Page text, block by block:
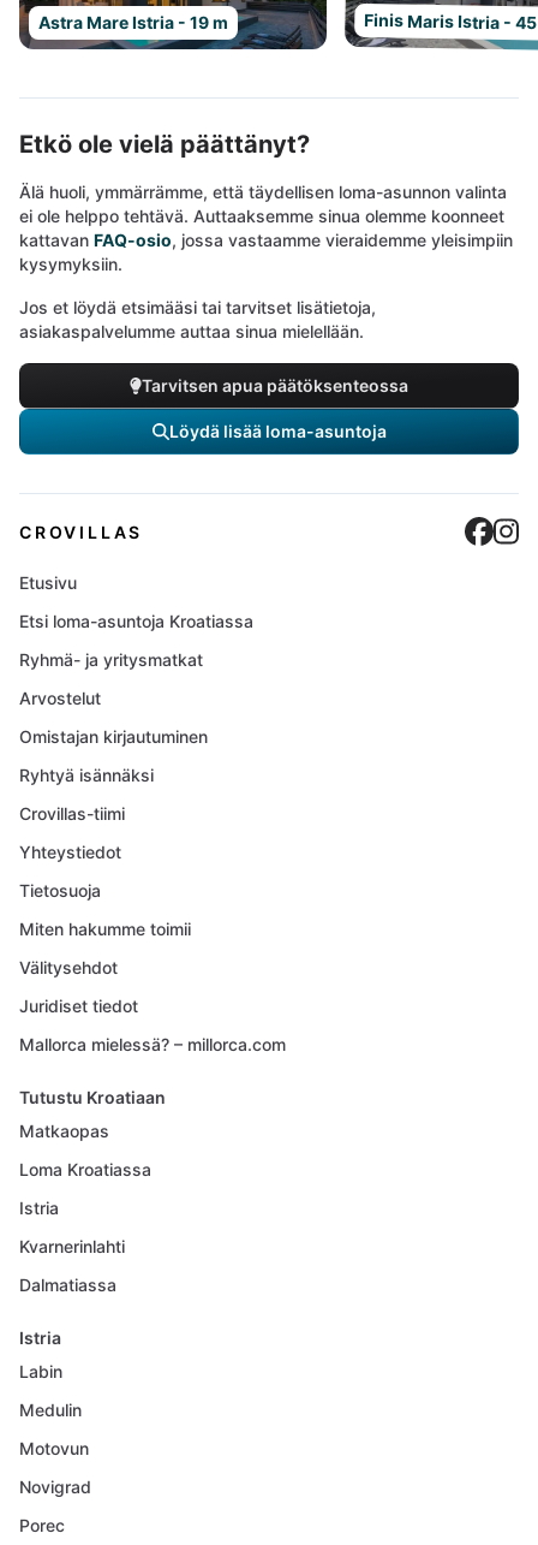
Astra Mare Istria - 19 m Finis Maris Istria -
Etkö ole vielä päättänyt?
Älä huoli, ymmärrämme, että täydellisen loma-asunnon valinta
ei ole helppo tehtävä. Auttaaksemme sinua olemme koonneet
kattavan FAQ-osio, jossa vastaamme vieraidemme yleisimpiin
kysymyksiin.
Jos et löydä etsimääsi tai tarvitset lisätietoja,
asiakaspalvelumme auttaa sinua mielellään.
Tarvitsen apua päätöksenteossa
Löydä lisää loma-asuntoja
CROVILLAS
Etusivu
Etsi loma-asuntoja Kroatiassa
Ryhmä- ja yritysmatkat
Arvostelut
Omistajan kirjautuminen
Ryhtyä isännäksi
Crovillas-tiimi
Yhteystiedot
Tietosuoja
Miten hakumme toimii
Välitysehdot
Juridiset tiedot
Mallorca mielessä? – millorca.com
Tutustu Kroatiaan
Matkaopas
Loma Kroatiassa
Istria
Kvarnerinlahti
Dalmatiassa
Istria
Labin
Medulin
Motovun
Novigrad
Porec